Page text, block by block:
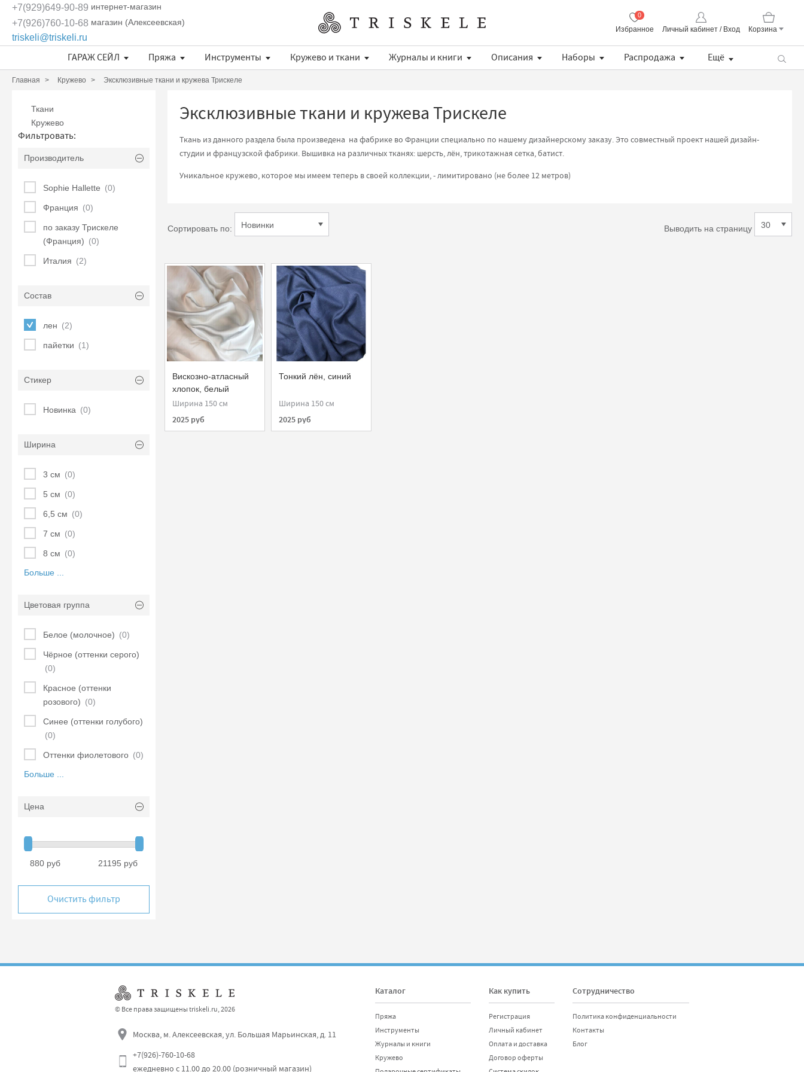
+7(929)649-90-89 интернет-магазин
+7(926)760-10-68 магазин (Алексеевская)
triskeli@triskeli.ru
Избранное
0
Личный кабинет / Вход Корзина
Корзина пуста
ГАРАЖ СЕЙЛ
Пряжа Инструменты Кружево и ткани Журналы и книги Описания Наборы Распродажа Ещё
Главная Кружево Эксклюзивные ткани и кружева Трискеле
Ткани
Кружево
Фильтровать:
Производитель
Sophie Hallette (0)
Франция (0)
по заказу Трискеле
(Франция) (0)
Италия (2)
Состав
лен (2)
пайетки (1)
Стикер
Новинка (0)
Ширина
3 см (0)
5 см (0)
6,5 см (0)
7 см (0)
8 см (0)
Больше ...
Цветовая группа
Белое (молочное) (0)
Чёрное (оттенки серого)
(0)
Красное (оттенки
розового) (0)
Синее (оттенки голубого)
(0)
Оттенки фиолетового (0)
Больше ...
Цена
880 руб 21195 руб
Очистить фильтр
Эксклюзивные ткани и кружева Трискеле
Ткань из данного раздела была произведена на фабрике во Франции специально по нашему дизайнерскому заказу. Это совместный проект нашей дизайн-
студии и французской фабрики. Вышивка на различных тканях: шерсть, лён, трикотажная сетка, батист.
Уникальное кружево, которое мы имеем теперь в своей коллекции, - лимитировано (не более 12 метров)
Сортировать по: Выводить на страницу
Вискозно-атласный
хлопок, белый
Ширина 150 см
2025 руб
Тонкий лён, синий
Ширина 150 см
2025 руб
© Все права защищены triskeli.ru, 2026
Москва, м. Алексеевская, ул. Большая Марьинская, д. 11
+7(926)-760-10-68
ежедневно с 11.00 до 20.00 (розничный магазин)
Каталог
Пряжа
Инструменты
Журналы и книги
Кружево
Как купить
Регистрация
Личный кабинет
Оплата и доставка
Договор оферты
Сотрудничество
Политика конфиденциальности
Контакты
Блог